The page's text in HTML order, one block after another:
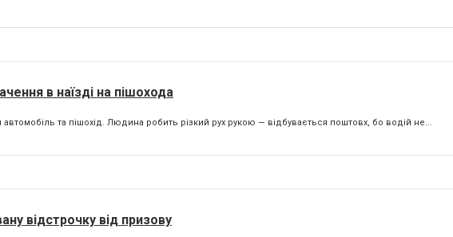
в наїзді на пішохода
та пішохід. Людина робить різкий рух рукою — відбувається поштовх, бо водій не...
відстрочку від призову